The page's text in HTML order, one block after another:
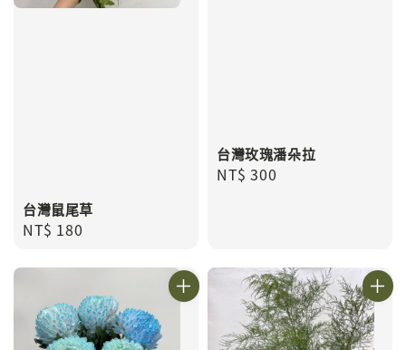
台灣鼠尾草
Regular
NT$ 180
台灣玫瑰潘朵拉
Regular
NT$ 300